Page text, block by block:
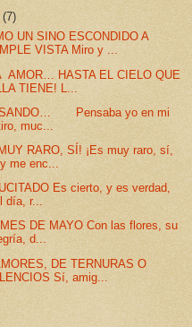
(7)
UN SINO ESCONDIDO A
VISTA Miro y ...
AMOR… HASTA EL CIELO QUE
TIENE! L...
Pensaba yo en mi
muc...
RARO, SÍ! ¡Es muy raro, sí,
me enc...
Es cierto, y es verdad,
día, r...
DE MAYO Con las flores, su
d...
DE TERNURAS O
Sí, amig...